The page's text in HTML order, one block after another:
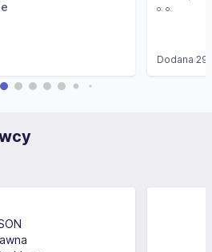
Dodana29